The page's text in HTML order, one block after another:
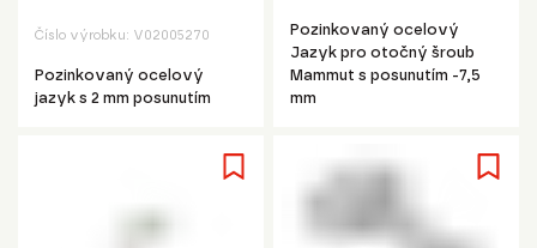
Číslo výrobku: V02005270
Pozinkovaný ocelový
jazyk s 2 mm posunutím
Pozinkovaný ocelový
Jazyk pro otočný šroub
Mammut s posunutím -7,5
mm